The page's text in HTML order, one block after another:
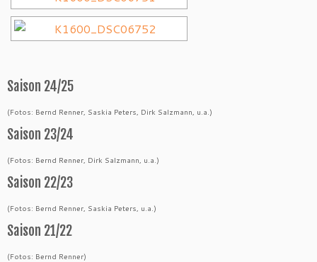
Saison 24/25
(Fotos: Bernd Renner, Saskia Peters, Dirk Salzmann, u.a.)
Saison 23/24
(Fotos: Bernd Renner, Dirk Salzmann, u.a.)
Saison 22/23
(Fotos: Bernd Renner, Saskia Peters, u.a.)
Saison 21/22
(Fotos: Bernd Renner)